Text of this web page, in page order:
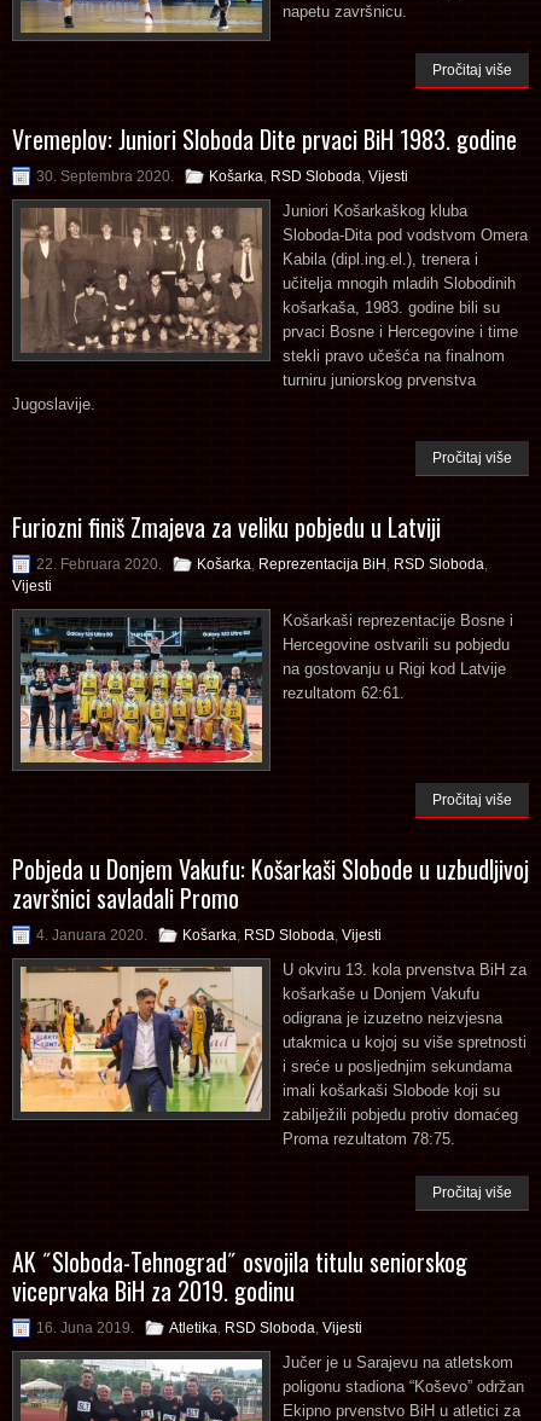
napetu završnicu.
Pročitaj više
Vremeplov: Juniori Sloboda Dite prvaci BiH 1983. godine
30. Septembra 2020. Košarka RSD Sloboda Vijesti
Juniori Košarkaškog kluba
Sloboda-Dita pod vodstvom Omera
Kabila (dipl.ing.el.), trenera i
učitelja mnogih mladih Slobodinih
košarkaša, 1983. godine bili su
prvaci Bosne i Hercegovine i time
stekli pravo učešća na finalnom
turniru juniorskog prvenstva
Jugoslavije.
Pročitaj više
Furiozni finiš Zmajeva za veliku pobjedu u Latviji
22. Februara 2020. Košarka Reprezentacija BiH RSD Sloboda
Vijesti
Košarkaši reprezentacije Bosne i
Hercegovine ostvarili su pobjedu
na gostovanju u Rigi kod Latvije
rezultatom 62:61.
Pročitaj više
Pobjeda u Donjem Vakufu: Košarkaši Slobode u uzbudljivoj
završnici savladali Promo
4. Januara 2020. Košarka RSD Sloboda Vijesti
U okviru 13. kola prvenstva BiH za
košarkaše u Donjem Vakufu
odigrana je izuzetno neizvjesna
utakmica u kojoj su više spretnosti
i sreće u posljednjim sekundama
imali košarkaši Slobode koji su
zabilježili pobjedu protiv domaćeg
Proma rezultatom 78:75.
Pročitaj više
AK ˝Sloboda-Tehnograd˝ osvojila titulu seniorskog
viceprvaka BiH za 2019. godinu
16. Juna 2019. Atletika RSD Sloboda Vijesti
Jučer je u Sarajevu na atletskom
poligonu stadiona “Koševo” održan
Ekipno prvenstvo BiH u atletici za